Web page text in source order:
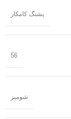
پشنگ کامکار
56
شومیز